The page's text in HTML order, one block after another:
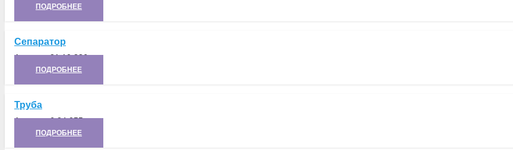
ПОДРОБНЕЕ
Сепаратор
Артикул:21.10.386
ПОДРОБНЕЕ
Труба
Артикул:6.24.055
ПОДРОБНЕЕ